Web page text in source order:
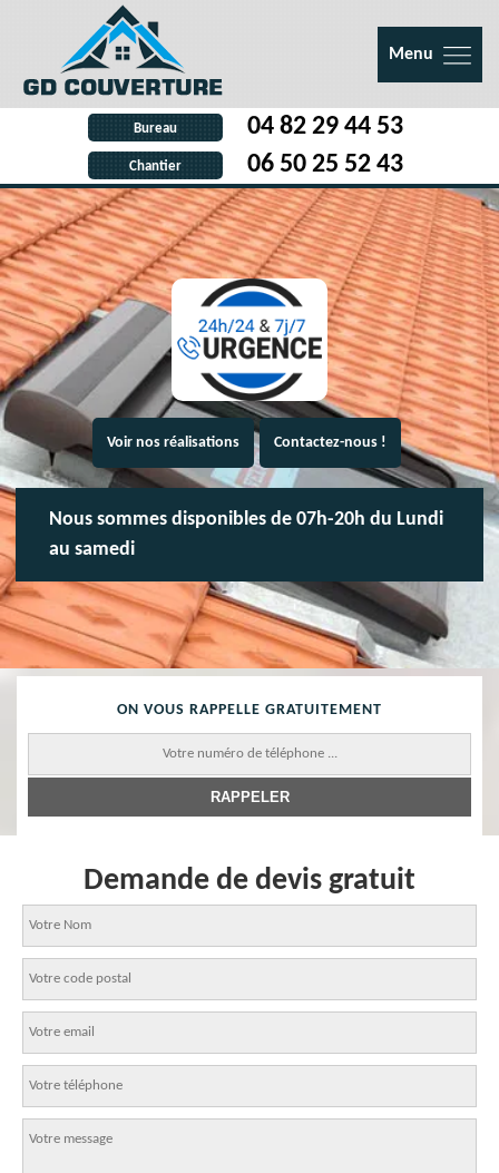
Menu
Bureau 04 82 29 44 53
Chantier 06 50 25 52 43
Voir nos réalisations Contactez-nous !
Nous sommes disponibles de 07h-20h du Lundi
au samedi
ON VOUS RAPPELLE GRATUITEMENT
Demande de devis gratuit